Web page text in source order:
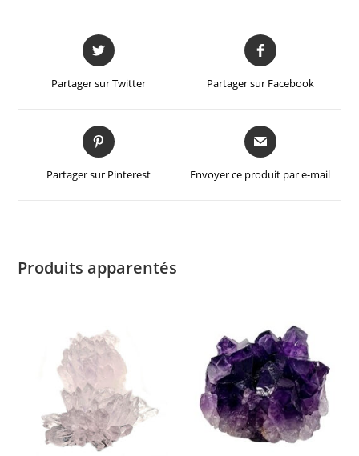
Partager sur Twitter Partager sur Facebook
Partager sur Pinterest Envoyer ce produit par e-mail
Produits apparentés